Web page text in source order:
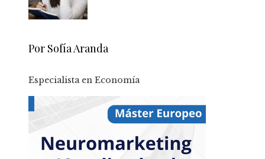
Por Sofía Aranda
Especialista en Economía